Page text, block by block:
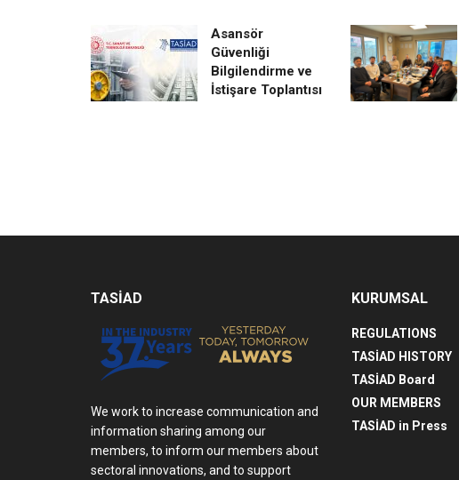
Asansör
Güvenliği
Bilgilendirme ve
İstişare Toplantısı
TASİAD
We work to increase communication and
information sharing among our
members, to inform our members about
sectoral innovations, and to support
KURUMSAL
REGULATIONS
TASİAD HISTORY
TASİAD Board
OUR MEMBERS
TASİAD in Press